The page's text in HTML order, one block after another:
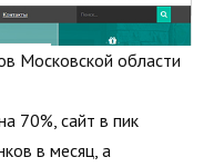
Московской области
70%, сайт в пик
в месяц, а